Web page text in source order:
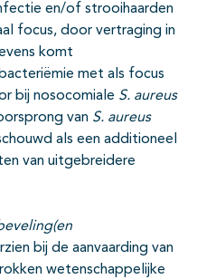
en/of strooihaarden
focus, door vertraging in
komt
bacteriëmie met als focus
bij nosocomiale S. aureus
van S. aureus
als een additioneel
van uitgebreidere
bij de aanvaarding van
wetenschappelijke